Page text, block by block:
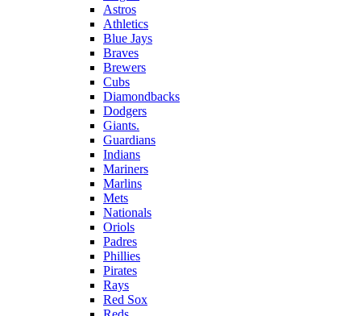
Astros
Athletics
Blue Jays
Braves
Brewers
Cubs
Diamondbacks
Dodgers
Giants.
Guardians
Indians
Mariners
Marlins
Mets
Nationals
Oriols
Padres
Phillies
Pirates
Rays
Red Sox